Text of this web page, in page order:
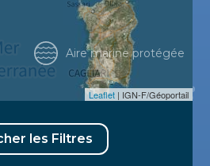
Leaflet | IGN-F/Géoportail
Aire marine protégée
les Filtres